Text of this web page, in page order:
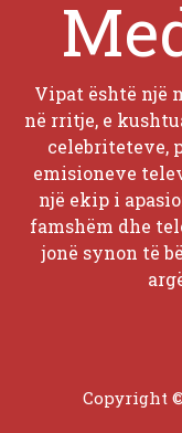
Vipat është një
në rritje, e
celebriteteve,
emisioneve
një ekip i
famshëm dhe
jonë synon të
Copyright